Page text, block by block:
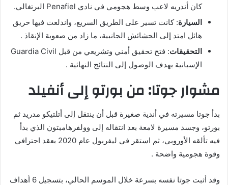
كان أندريه لاعب وسط هجومي في نادي Penafiel البرتغالي.
السيارة: كانت تسير على الطريق السريع، واندلعت فيها حريق
هائل امتد إلى الحشائش الجانبية، ما زاد من صعوبة الإنقاذ .
التحقيقات
: فتح تحقيق أمني وتشريعي من قبل Guardia Civil
الإسبانية بهدف الوصول إلى النتائج النهائية .
مشوار جوتا: من بورتو إلى أنفيلد
بدأ جوتا مسيرته في أندية صغيرة قبل أن ينتقل إلى أتلتيكو مدريد ثم
بورتو، وجسد مسيرة لامعة بعد انتقاله إلى وولفرهامبتون الذي بدأ
فيه تألقه الأوروبي، ثم استقر في ليفربول عام 2020 بعقد احترافي
وقوة هجومية واضحة .
وقد أثبت جوتا نفسه بسرعة خلال الموسم الحالي، بتسجيل 6 أهداف